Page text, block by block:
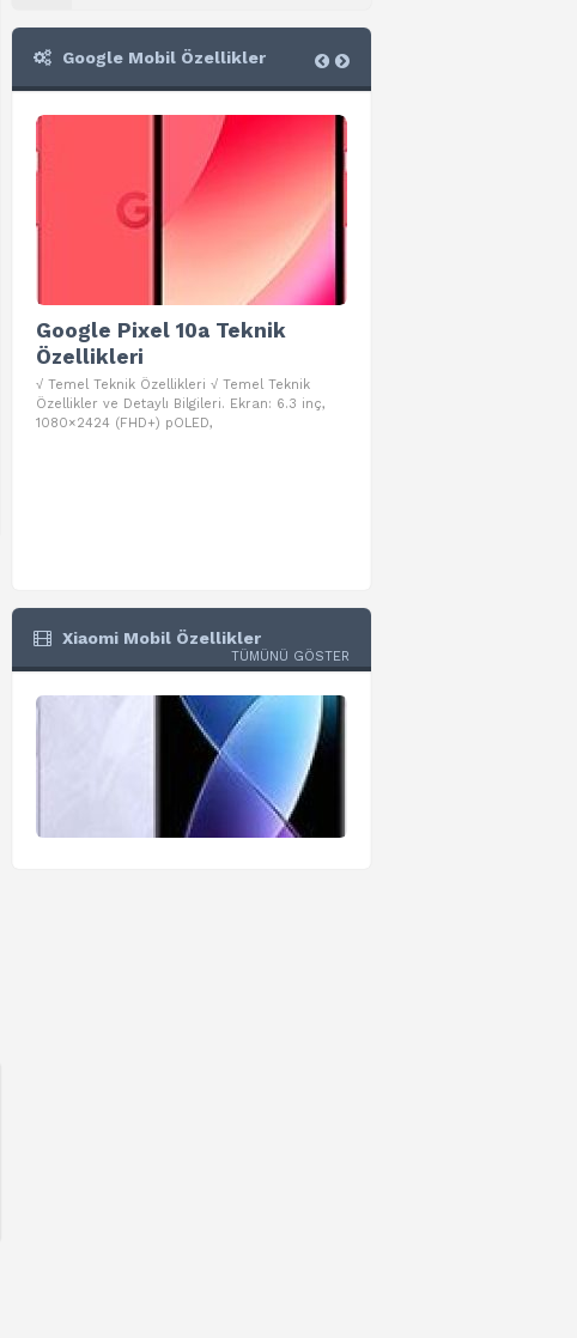
Google Mobil Özellikler
Google Pixel 10a Teknik
Özellikleri
√ Temel Teknik Özellikleri √ Temel Teknik
Özellikler ve Detaylı Bilgileri. Ekran: 6.3 inç,
1080×2424 (FHD+) pOLED,
Xiaomi Mobil Özellikler
TÜMÜNÜ GÖSTER